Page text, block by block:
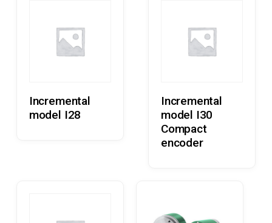
Læs Mere
Incremental
model I28
Læs Mere
Incremental
model I30
Compact
encoder